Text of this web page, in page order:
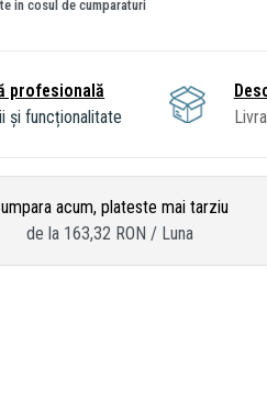
in cosul de cumparaturi
profesională
și funcționalitate
acum, plateste mai tarziu
de la 163,32 RON / Luna